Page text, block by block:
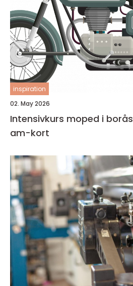
inspiration
02. May 2026
Intensivkurs moped i borås snabb väg till
am-kort